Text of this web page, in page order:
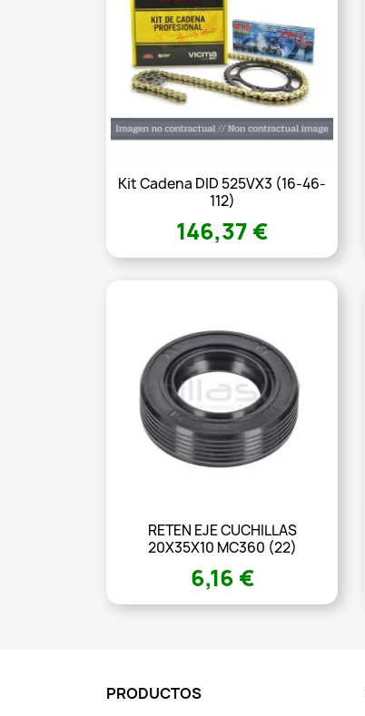
Kit Cadena DID 525VX3 (16-46-
112)
146,37 €
RETEN EJE CUCHILLAS
20X35X10 MC360 (22)
6,16 €
PRODUCTOS